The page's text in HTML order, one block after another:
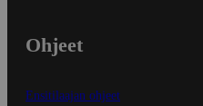
Ohjeet
Ensitilaajan ohjeet